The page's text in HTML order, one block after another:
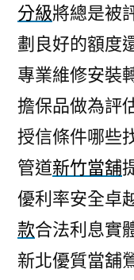
分級將總是被
劃良好的額度
專業維修安裝
擔保品做為評
授信條件哪些
管道新竹當舖
優利率安全卓
款合法利息實
新北優質當舖